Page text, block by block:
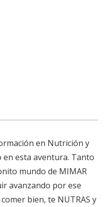
en Nutrición y
esta aventura. Tanto
mundo de MIMAR
avanzando por ese
bien, te NUTRAS y